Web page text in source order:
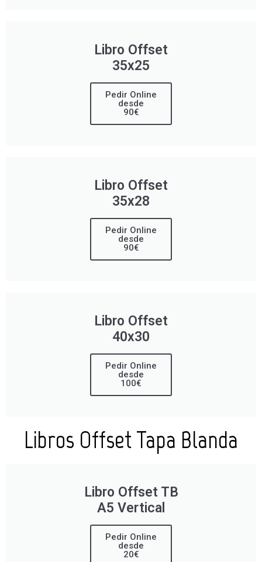
Libro Offset
35x25
Pedir Online
desde
90€
Libro Offset
35x28
Pedir Online
desde
90€
Libro Offset
40x30
Pedir Online
desde
100€
Libros Offset Tapa Blanda
Libro Offset TB
A5 Vertical
Pedir Online
desde
20€